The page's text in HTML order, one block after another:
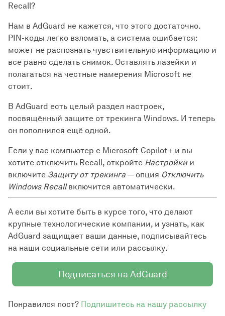
Recall?
Нам в AdGuard не кажется, что этого достаточно.
PIN-коды легко взломать, а система ошибается:
может не распознать чувствительную информацию и
всё равно сделать снимок. Оставлять лазейки и
полагаться на честные намерения Microsoft не
стоит.
В AdGuard есть целый раздел настроек,
посвящённый защите от трекинга Windows. И теперь
он пополнился ещё одной.
Если у вас компьютер с Microsoft Copilot+ и вы
хотите отключить Recall, откройте Настройкии
включите Защиту от трекинга — опция Отключить
Windows Recallвключится автоматически.
А если вы хотите быть в курсе того, что делают
крупные технологические компании, и узнать, как
AdGuard защищает ваши данные, подписывайтесь
на наши социальные сети или рассылку.
Подписаться на AdGuard
Понравился пост? Подпишитесь на нашу рассылку